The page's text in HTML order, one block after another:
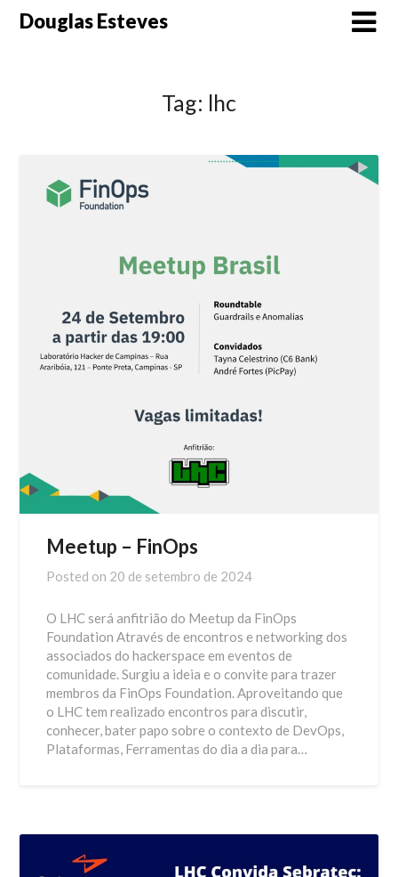
SkipDouglas Esteves
Tag: lhc
Meetup – FinOps
Posted on 20 de setembro de 2024
O LHC será anfitrião do Meetup da FinOps
Foundation Através de encontros e networking dos
associados do hackerspace em eventos de
comunidade. Surgiu a ideia e o convite para trazer
membros da FinOps Foundation. Aproveitando que
o LHC tem realizado encontros para discutir,
conhecer, bater papo sobre o contexto de DevOps,
Plataformas, Ferramentas do dia a dia para…